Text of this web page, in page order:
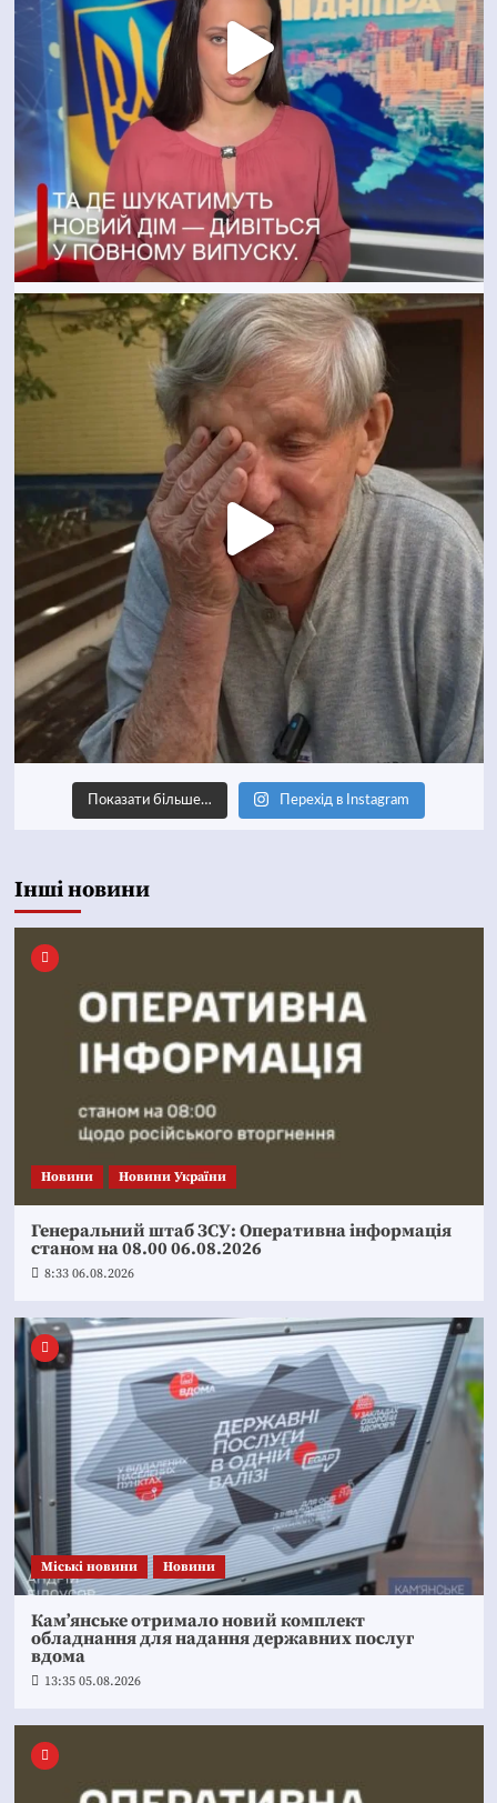
Показати більше… Перехід в Instagram
Інші новини
Новини Новини України
Генеральний штаб ЗСУ: Оперативна інформація
станом на 08.00 06.08.2026
8:33 06.08.2026
Mіські новини Новини
Кам’янське отримало новий комплект
обладнання для надання державних послуг
вдома
13:35 05.08.2026